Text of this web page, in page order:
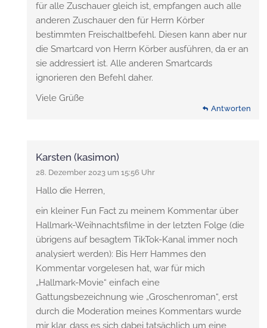
für alle Zuschauer gleich ist, empfangen auch alle
anderen Zuschauer den für Herrn Körber
bestimmten Freischaltbefehl. Diesen kann aber nur
die Smartcard von Herrn Körber ausführen, da er an
sie addressiert ist. Alle anderen Smartcards
ignorieren den Befehl daher.
Viele Grüße
Antworten
Karsten (kasimon)
28. Dezember 2023 um 15:56 Uhr
Hallo die Herren,
ein kleiner Fun Fact zu meinem Kommentar über
Hallmark-Weihnachtsfilme in der letzten Folge (die
übrigens auf besagtem TikTok-Kanal immer noch
analysiert werden): Bis Herr Hammes den
Kommentar vorgelesen hat, war für mich
„Hallmark-Movie“ einfach eine
Gattungsbezeichnung wie „Groschenroman“, erst
durch die Moderation meines Kommentars wurde
mir klar, dass es sich dabei tatsächlich um eine